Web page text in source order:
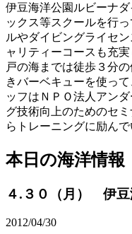
伊豆海洋公園ルビーナ
ックス等スクールを行
ルやダイビングライセ
ャリティーコースも充
戸の海までは徒歩３分
きバーベキューを使っ
ッフはＮＰＯ法人アン
グ技術向上のためのセ
らトレーニングに励ん
本日の海洋情報
４.３０（月） 伊豆
2012/04/30